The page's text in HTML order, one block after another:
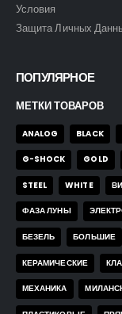
Условия
Защита Личных
ПОПУЛЯРНОЕ
МЕТКИ ТОВАРОВ
ANALOG BLACK
G-SHOCK GOLD
STEEL WHITE
ФАЗА ЛУНЫ
БЕЗЕЛЬ БОЛЬШИЕ
КЕРАМИЧЕСКИЕ
МЕХАНИКА